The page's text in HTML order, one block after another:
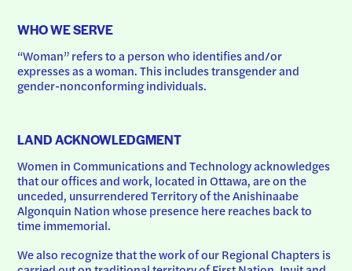
WHO WE SERVE
“Woman” refers to a person who identifies and/or
expresses as a woman. This includes transgender and
gender-nonconforming individuals.
LAND ACKNOWLEDGMENT
Women in Communications and Technology acknowledges
that our offices and work, located in Ottawa, are on the
unceded, unsurrendered Territory of the Anishinaabe
Algonquin Nation whose presence here reaches back to
time immemorial.
We also recognize that the work of our Regional Chapters is